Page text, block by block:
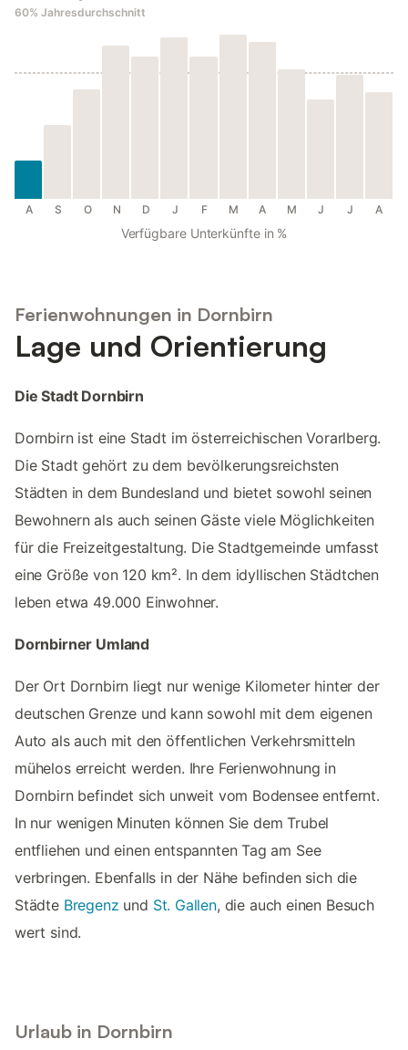
60% Jahresdurchschnitt
A S O N D J F M A M J J A
Verfügbare Unterkünfte in %
Ferienwohnungen in Dornbirn
Lage und Orientierung
Die Stadt Dornbirn
Dornbirn ist eine Stadt im österreichischen Vorarlberg.
Die Stadt gehört zu dem bevölkerungsreichsten
Städten in dem Bundesland und bietet sowohl seinen
Bewohnern als auch seinen Gäste viele Möglichkeiten
für die Freizeitgestaltung. Die Stadtgemeinde umfasst
eine Größe von 120 km². In dem idyllischen Städtchen
leben etwa 49.000 Einwohner.
Dornbirner Umland
Der Ort Dornbirn liegt nur wenige Kilometer hinter der
deutschen Grenze und kann sowohl mit dem eigenen
Auto als auch mit den öffentlichen Verkehrsmitteln
mühelos erreicht werden. Ihre Ferienwohnung in
Dornbirn befindet sich unweit vom Bodensee entfernt.
In nur wenigen Minuten können Sie dem Trubel
entfliehen und einen entspannten Tag am See
verbringen. Ebenfalls in der Nähe befinden sich die
Städte Bregenz und St. Gallen, die auch einen Besuch
wert sind.
Urlaub in Dornbirn